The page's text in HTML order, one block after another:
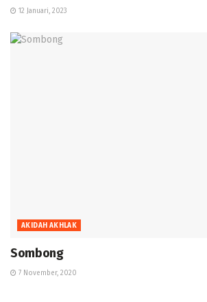
12 Januari, 2023
AKIDAH AKHLAK
Sombong
7 November, 2020